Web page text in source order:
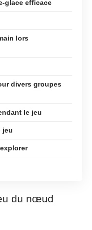
glace efficace
lors
divers groupes
le jeu
jeu
du nœud